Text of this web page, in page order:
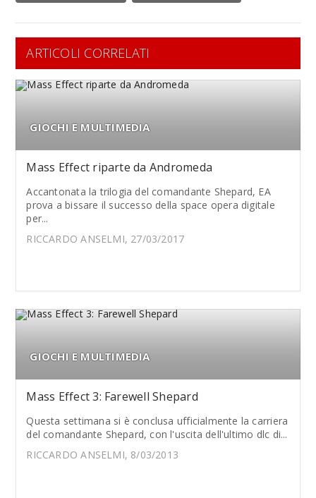
ARTICOLI CORRELATI
GIOCHI E MULTIMEDIA
Mass Effect riparte da Andromeda
Accantonata la trilogia del comandante Shepard, EA
prova a bissare il successo della space opera digitale
per...
RICCARDO ANSELMI, 27/03/2017
GIOCHI E MULTIMEDIA
Mass Effect 3: Farewell Shepard
Questa settimana si è conclusa ufficialmente la carriera
del comandante Shepard, con l'uscita dell'ultimo dlc di...
RICCARDO ANSELMI, 8/03/2013